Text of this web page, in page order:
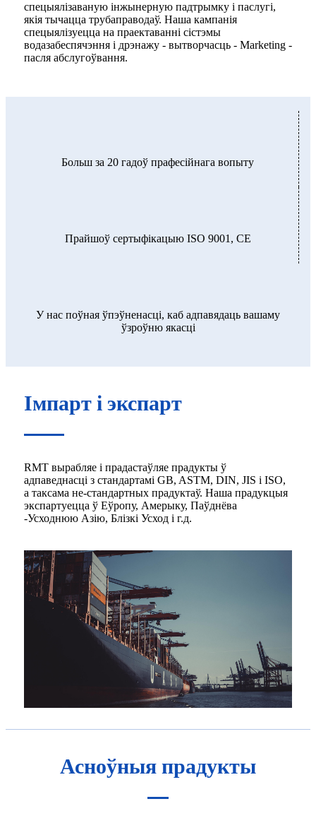
спецыялізаваную інжынерную падтрымку і паслугі,
якія тычацца трубаправодаў. Наша кампанія
спецыялізуецца на праектаванні сістэмы
водазабеспячэння і дрэнажу - вытворчасць - Marketing -
пасля абслугоўвання.
Больш за 20 гадоў прафесійнага вопыту
Прайшоў сертыфікацыю ISO 9001, CE
У нас поўная ўпэўненасці, каб адпавядаць вашаму
ўзроўню якасці
Імпарт і экспарт
RMT вырабляе і прадастаўляе прадукты ў
адпаведнасці з стандартамі GB, ASTM, DIN, JIS і ISO,
а таксама не-стандартных прадуктаў. Наша прадукцыя
экспартуецца ў Еўропу, Амерыку, Паўднёва
-Усходнюю Азію, Блізкі Усход і г.д.
Асноўныя прадукты